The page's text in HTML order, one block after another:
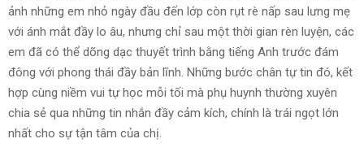
ảnh những em nhỏ ngày đầu đến lớp còn rụt rè nấp sau lưng mẹ
với ánh mắt đầy lo âu, nhưng chỉ sau một thời gian rèn luyện, các
em đã có thể dõng dạc thuyết trình bằng tiếng Anh trước đám
đông với phong thái đầy bản lĩnh. Những bước chân tự tin đó, kết
hợp cùng niềm vui tự học mỗi tối mà phụ huynh thường xuyên
chia sẻ qua những tin nhắn đầy cảm kích, chính là trái ngọt lớn
nhất cho sự tận tâm của chị.